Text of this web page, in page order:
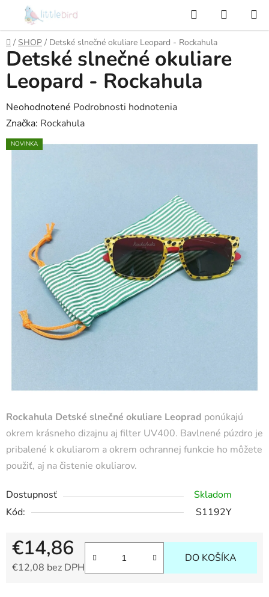
obsah
Hľadať
KOŠÍK
Domov
/ SHOP / Detské slnečné okuliare Leopard - Rockahula
Rockahula Detské slnečné okuliare Leoprad ponúkajú
okrem krásneho dizajnu aj filter UV400. Bavlnené púzdro je
pribalené k okuliarom a okrem ochrannej funkcie ho môžete
použiť, aj na čistenie okuliarov.
Dostupnosť
Skladom
Kód:
S1192Y
€14,86
€12,08 bez DPH
DO KOŠÍKA
Detské slnečné okuliare
Leopard - Rockahula
Priemerné
hodnotenie
produktu
hviezdičiek.
Neohodnotené Podrobnosti hodnotenia
Značka: Rockahula
NOVINKA